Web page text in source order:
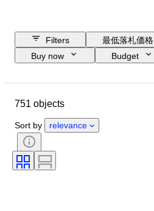
Filters
最低落札価格
Buy now
Budget
素材
付属品
スタイル
ジャンル
カラー
751 objects
Sort by relevance